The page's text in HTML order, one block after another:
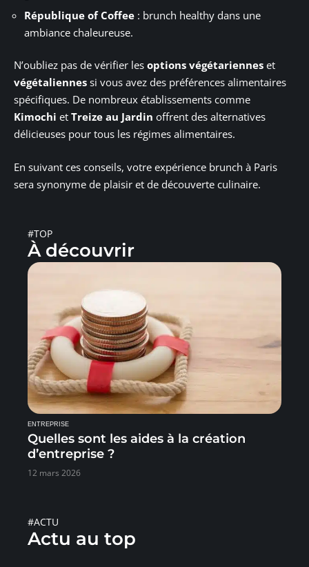
République of Coffee : brunch healthy dans une
ambiance chaleureuse.
N’oubliez pas de vérifier les options végétariennes et
végétaliennes si vous avez des préférences alimentaires
spécifiques. De nombreux établissements comme
Kimochi et Treize au Jardin offrent des alternatives
délicieuses pour tous les régimes alimentaires.
En suivant ces conseils, votre expérience brunch à Paris
sera synonyme de plaisir et de découverte culinaire.
#TOP
À découvrir
ENTREPRISE
Quelles sont les aides à la création
d’entreprise ?
12 mars 2026
#ACTU
Actu au top